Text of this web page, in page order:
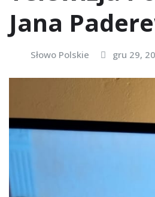
Jana
Słowo Polskie gru 29,